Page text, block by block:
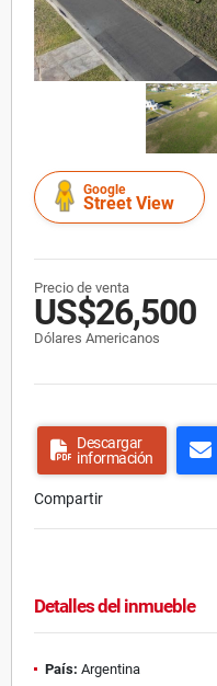
Google
Street View
Precio de venta
US$26,500
Dólares Americanos
Descargar
información
Compartir
Detalles del inmueble
País: Argentina